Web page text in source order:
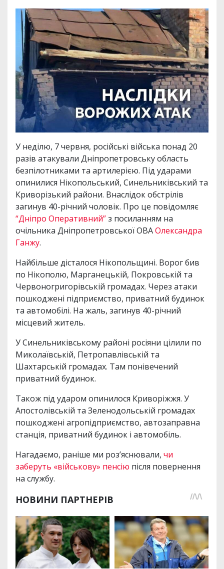
У неділю, 7 червня, російські війська понад 20
разів атакували Дніпропетровську область
безпілотниками та артилерією. Під ударами
опинилися Нікопольський, Синельниківський та
Криворізький райони. Внаслідок обстрілів
загинув 40-річний чоловік. Про це повідомляє
“Дніпро Оперативний”з посиланням на
очільника Дніпропетровської ОВАОлександра
Ганжу.
Найбільше дісталося Нікопольщині. Ворог бив
по Нікополю, Марганецькій, Покровській та
Червоногригорівській громадах. Через атаки
пошкоджені підприємство, приватний будинок
та автомобілі. На жаль, загинув 40-річний
місцевий житель.
У Синельниківському районі росіяни цілили по
Миколаївській, Петропавлівській та
Шахтарській громадах. Там понівечений
приватний будинок.
Також під ударом опинилося Криворіжжя. У
Апостолівській та Зеленодольській громадах
пошкоджені агропідприємство, автозаправна
станція, приватний будинок і автомобіль.
Нагадаємо, раніше ми роз’яснювали, чи
заберуть «військову» пенсію після повернення
на службу.